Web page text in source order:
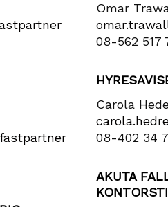
Omar
08-562 517
Carola
08-402 34
AKUTA